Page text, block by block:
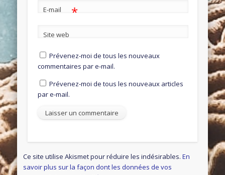
E-mail *
Site web
Prévenez-moi de tous les nouveaux
commentaires par e-mail.
Prévenez-moi de tous les nouveaux articles
par e-mail.
Ce site utilise Akismet pour réduire les indésirables.En
savoir plus sur la façon dont les données de vos